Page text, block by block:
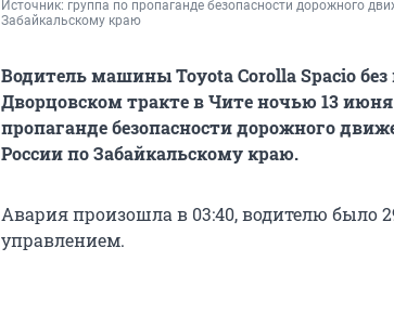
Источник: группа по пропаганде безопасности дорожного
Забайкальскому краю
Водитель машины Toyota Corolla Spacio без
Дворцовском тракте в Чите ночью 13
пропаганде безопасности дорожного
России по Забайкальскому краю.
Авария произошла в 03:40, водителю было
управлением.